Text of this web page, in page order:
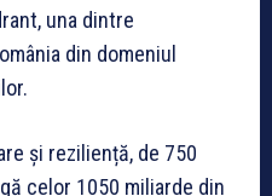
una dintre
din domeniul
și reziliență, de 750
celor 1050 miliarde din